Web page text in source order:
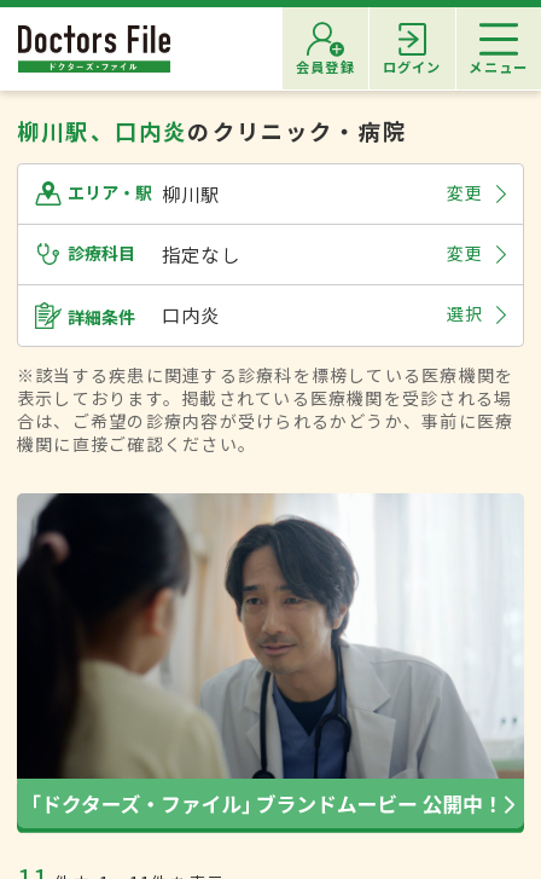
会員登録 ログイン メニュー
柳川駅、口内炎のクリニック・病院
エリア・駅 柳川駅 変更
診療科目 指定なし 変更
詳細条件 口内炎 選択
※該当する疾患に関連する診療科を標榜している医療機関を
表示しております。掲載されている医療機関を受診される場
合は、ご希望の診療内容が受けられるかどうか、事前に医療
機関に直接ご確認ください。